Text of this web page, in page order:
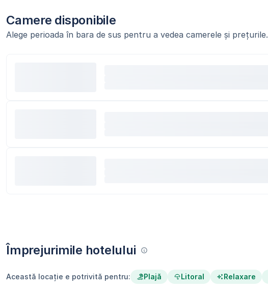
Camere disponibile
Alege perioada în bara de sus pentru a vedea camerele și prețurile.
Împrejurimile hotelului
Această locație e potrivită pentru: Plajă Litoral Relaxare